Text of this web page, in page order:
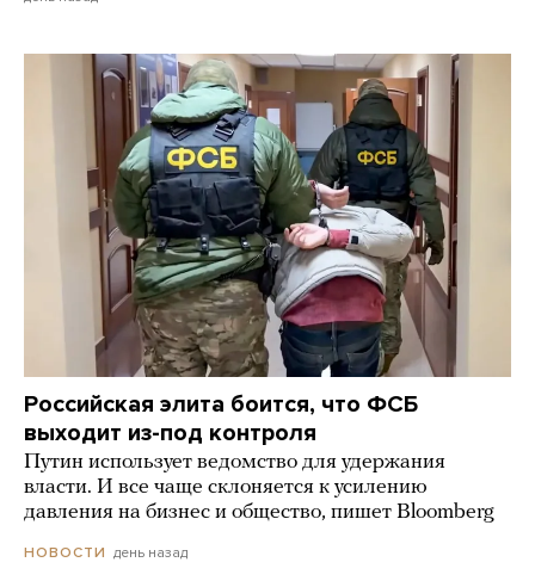
Российская элита боится, что ФСБ
выходит из-под контроля
Путин использует ведомство для удержания
власти. И все чаще склоняется к усилению
давления на бизнес и общество, пишет Bloomberg
НОВОСТИ день назад